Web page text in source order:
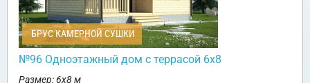
БРУС КАМЕРНОЙ СУШКИ
№96 Одноэтажный дом с террасой 6х8
Размер: 6х8 м